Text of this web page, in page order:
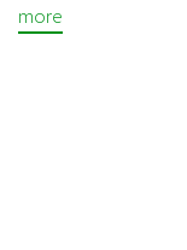
more